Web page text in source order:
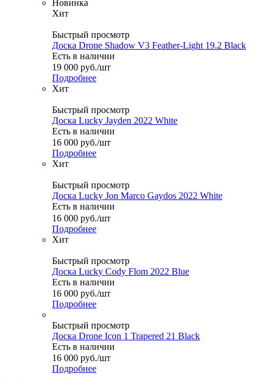
Новинка
Хит
Быстрый просмотр
Доска Drone Shadow V3 Feather-Light 19.2 Black
Есть в наличии
19 000 руб./шт
Подробнее
Хит
Быстрый просмотр
Доска Lucky Jayden 2022 White
Есть в наличии
16 000 руб./шт
Подробнее
Хит
Быстрый просмотр
Доска Lucky Jon Marco Gaydos 2022 White
Есть в наличии
16 000 руб./шт
Подробнее
Хит
Быстрый просмотр
Доска Lucky Cody Flom 2022 Blue
Есть в наличии
16 000 руб./шт
Подробнее
Быстрый просмотр
Доска Drone Icon 1 Trapered 21 Black
Есть в наличии
16 000 руб./шт
Подробнее